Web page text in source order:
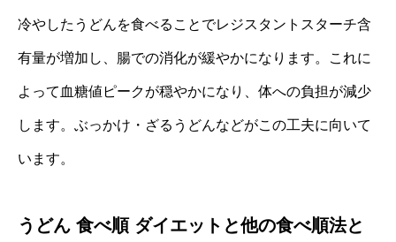
冷やしたうどんを食べることでレジスタントスターチ含
有量が増加し、腸での消化が緩やかになります。これに
よって血糖値ピークが穏やかになり、体への負担が減少
します。ぶっかけ・ざるうどんなどがこの工夫に向いて
います。
うどん 食べ順 ダイエットと他の食べ順法と